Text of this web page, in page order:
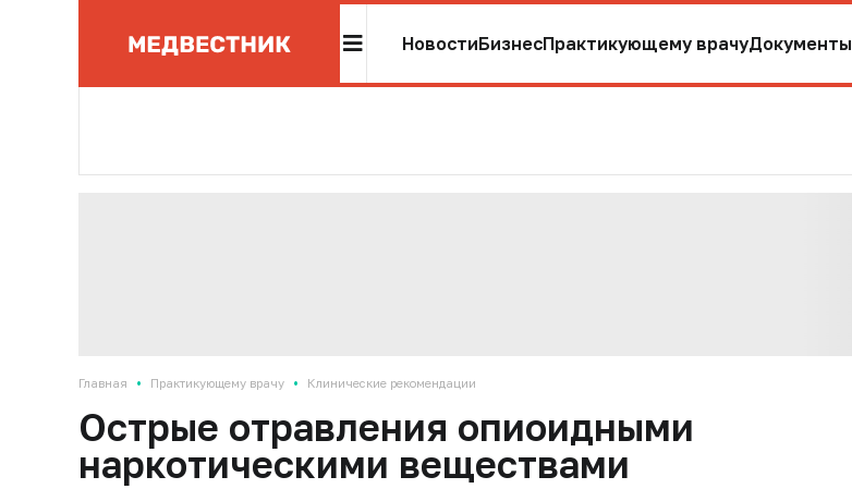
НовостиБизнесПрактикующему врачуДокументы
Главная • Практикующему врачу • Клинические рекомендации
Острые отравления опиоидными
наркотическими веществами